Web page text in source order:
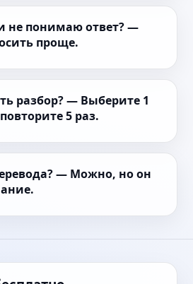
не понимаю ответ? —
проще.
разбор? — Выберите 1
5 раз.
— Можно, но он